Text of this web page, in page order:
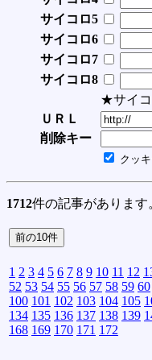
サイコロ5
サイコロ6
サイコロ7
サイコロ8
★サイコ
ＵＲＬ
削除キー
クッ
1712件の記事があります
1 2 3 4 5 6 7 8 9 10 11 12
52 53 54 55 56 57 58 59 60
100 101 102 103 104 105
134 135 136 137 138 139
168 169 170 171 172